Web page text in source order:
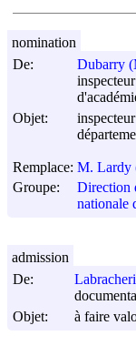
De:
Dubarry
Objet:
Remplace: M. Lardy
Groupe:
Direction
nationale
nomination
De:
Objet:
à faire
admission